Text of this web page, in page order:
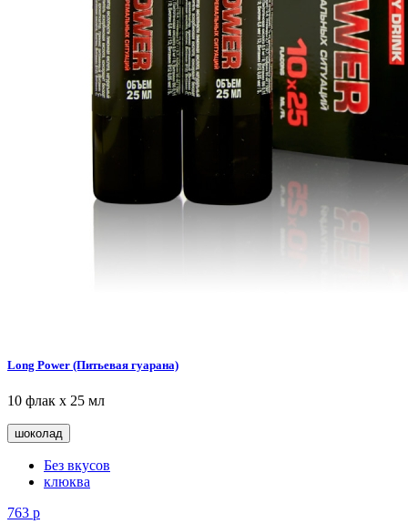
Long Power (Питьевая гуарана)
10 флак х 25 мл
шоколад
Без вкусов
клюква
763 р